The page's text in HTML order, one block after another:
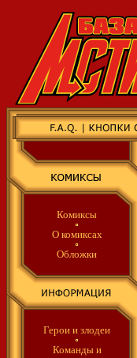
Комиксы
О комиксах
Обложки
Герои и злодеи
Команды и